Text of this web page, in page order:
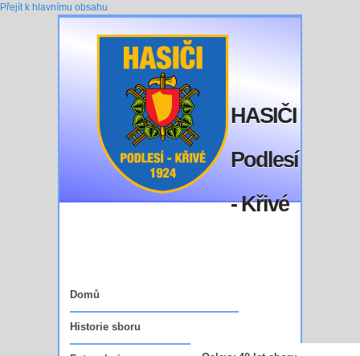
Přejít k hlavnímu obsahu
HASIČI
Podlesí
- Křivé
Domů
Historie sboru